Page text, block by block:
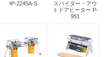
IP-2245A-S
スパイダー・アウ
トドアヒーター P-
951